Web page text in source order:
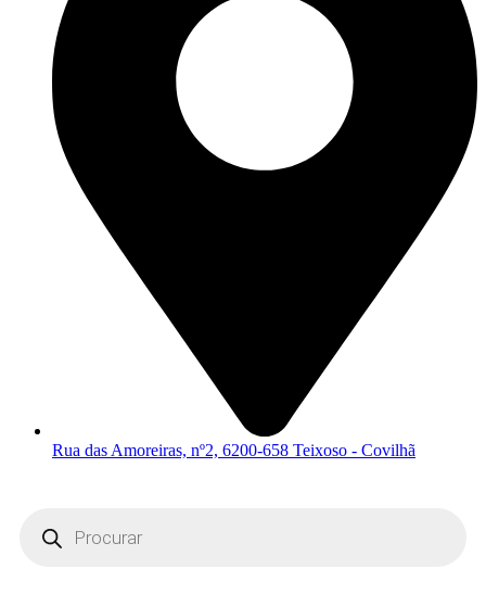
Rua das Amoreiras, nº2, 6200-658 Teixoso - Covilhã
search